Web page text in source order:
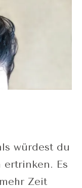
würdest du
ertrinken. Es
Zeit